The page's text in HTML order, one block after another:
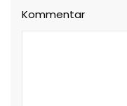
Kommentar